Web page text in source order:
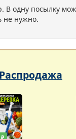
В одну посылку
не нужно.